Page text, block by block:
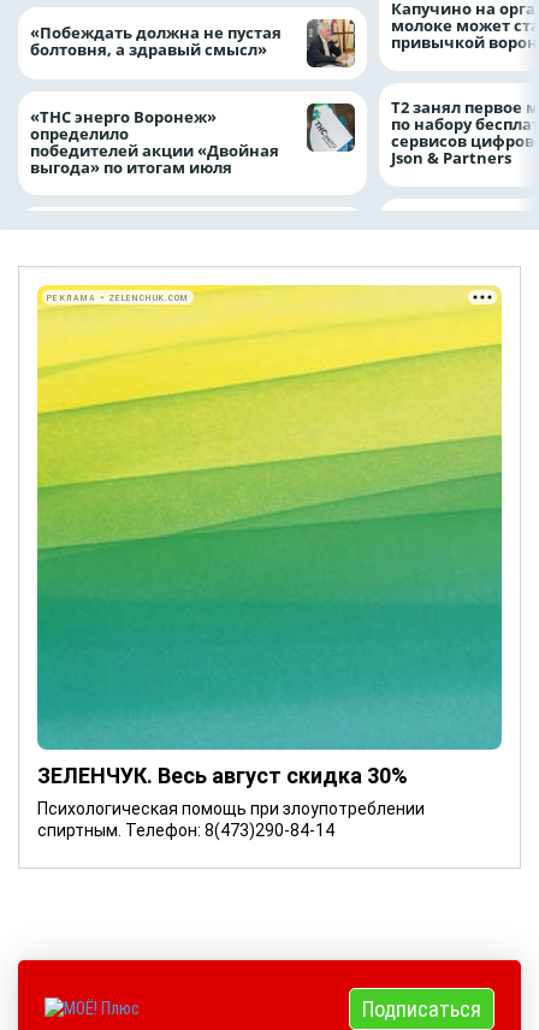
«Побеждать должна не пустая
болтовня, а здравый смысл»
«ТНС энерго Воронеж»
определило
победителей акции «Двойная
выгода» по итогам июля
Капучино на
молоке может
привычкой
Т2 занял первое
по набору
сервисов
Json & Partners
ЗЕЛЕНЧУК. Весь август скидка 30%
Психологическая помощь при злоупотреблении
спиртным. Телефон: 8(473)290-84-14
РЕКЛАМА • ZELENCHUK.COM
Подписаться